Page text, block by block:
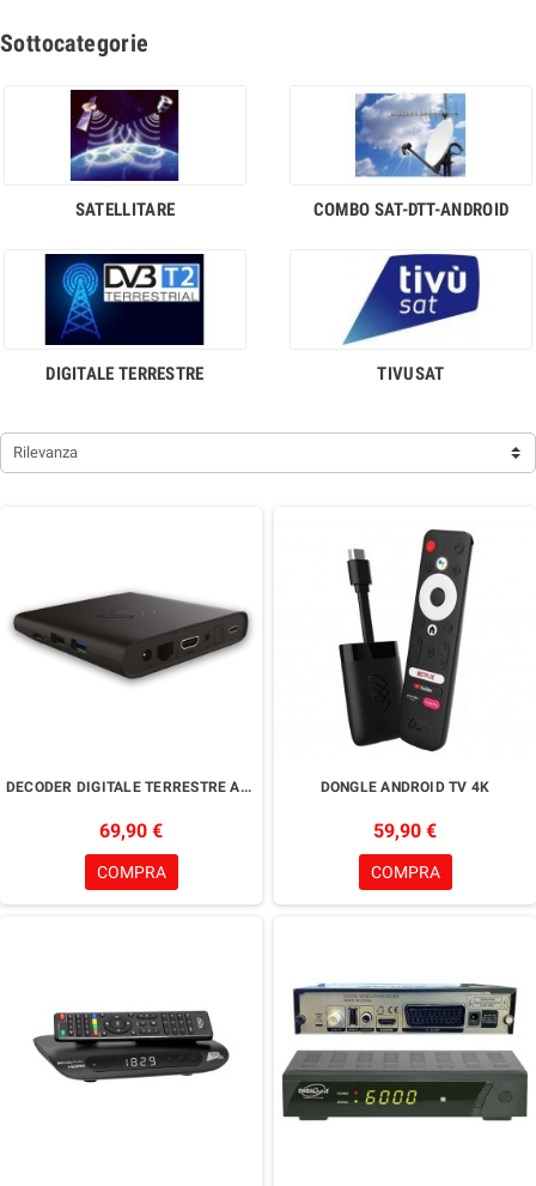
Sottocategorie
SATELLITARE COMBO SAT-DTT-ANDROID
DIGITALE TERRESTRE TIVUSAT
Rilevanza
DECODER DIGITALE TERRESTRE ANDROID HOMATICS BOX Q
69,90 €
COMPRA
DONGLE ANDROID TV 4K
59,90 €
COMPRA